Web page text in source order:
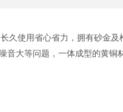
久使用省心省力，拥有砂金
大等问题，一体成型的黄铜